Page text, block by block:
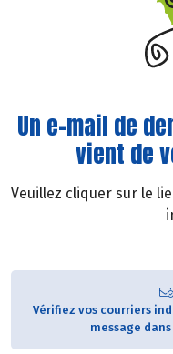
Un e-mail de
vient de
Veuillez cliquer sur le
Vérifiez vos courriers
message